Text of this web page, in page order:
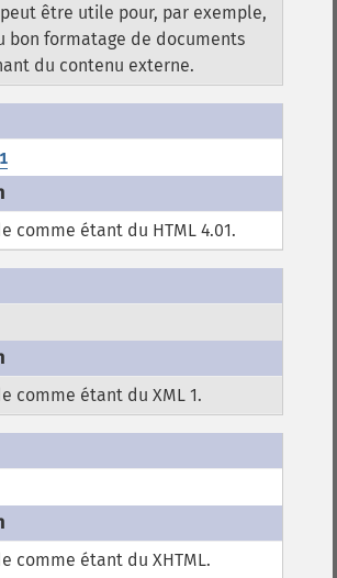
être utile pour, par exemple,
bon formatage de documents
du contenu externe.
comme étant du HTML 4.01.
comme étant du XML 1.
comme étant du XHTML.